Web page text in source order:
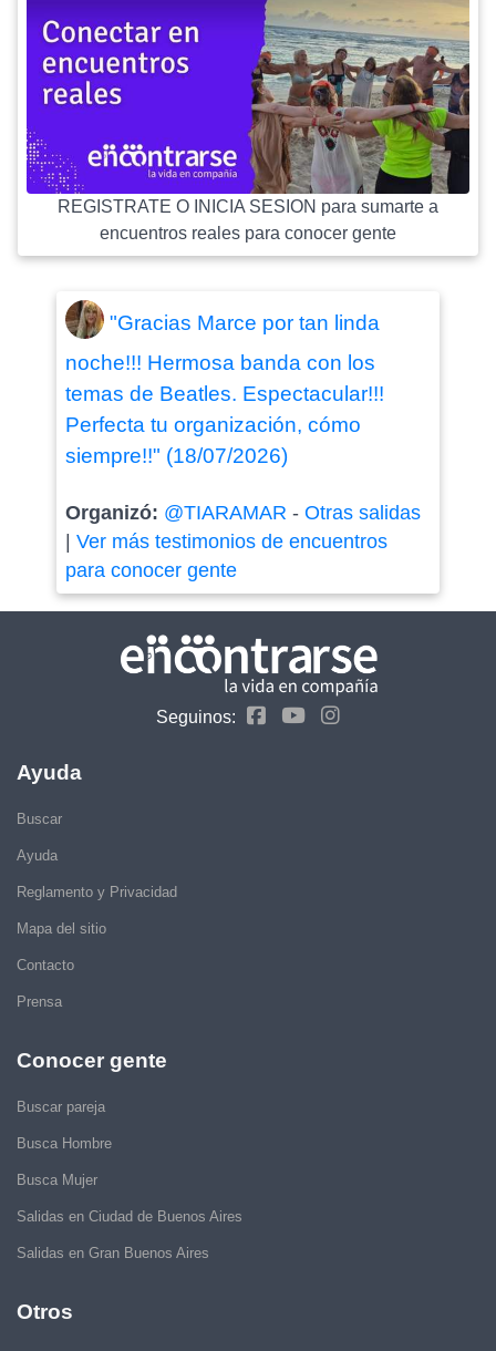
REGISTRATE O INICIA SESION para sumarte a
encuentros reales para conocer gente
"Gracias Marce por tan linda
noche!!! Hermosa banda con los
temas de Beatles. Espectacular!!!
Perfecta tu organización, cómo
siempre!!" (18/07/2026)
Organizó: @TIARAMAR - Otras salidas
Ver más testimonios de encuentros
para conocer gente
Seguinos:
Ayuda
Buscar
Ayuda
Reglamento y Privacidad
Mapa del sitio
Contacto
Prensa
Conocer gente
Buscar pareja
Busca Hombre
Busca Mujer
Salidas en Ciudad de Buenos Aires
Salidas en Gran Buenos Aires
Otros